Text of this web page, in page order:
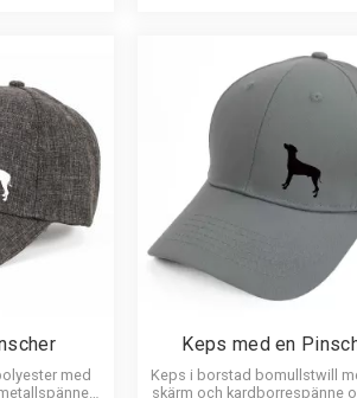
med
Keps med en
Keps i borstad bomullstwill
skärm och kardborrespänne